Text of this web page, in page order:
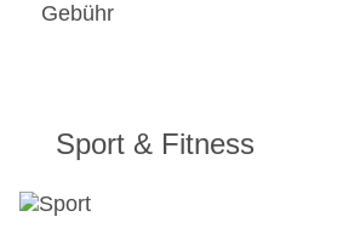
Gebühr
Sport & Fitness